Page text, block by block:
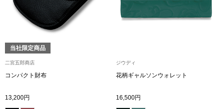
Miss Kyouko／ミスキョウコ
ランド
当社限定商品
二宮五郎商店
コンパクト財布
13,200円
ジウディ
花柄ギャルソンウォレット
16,500円